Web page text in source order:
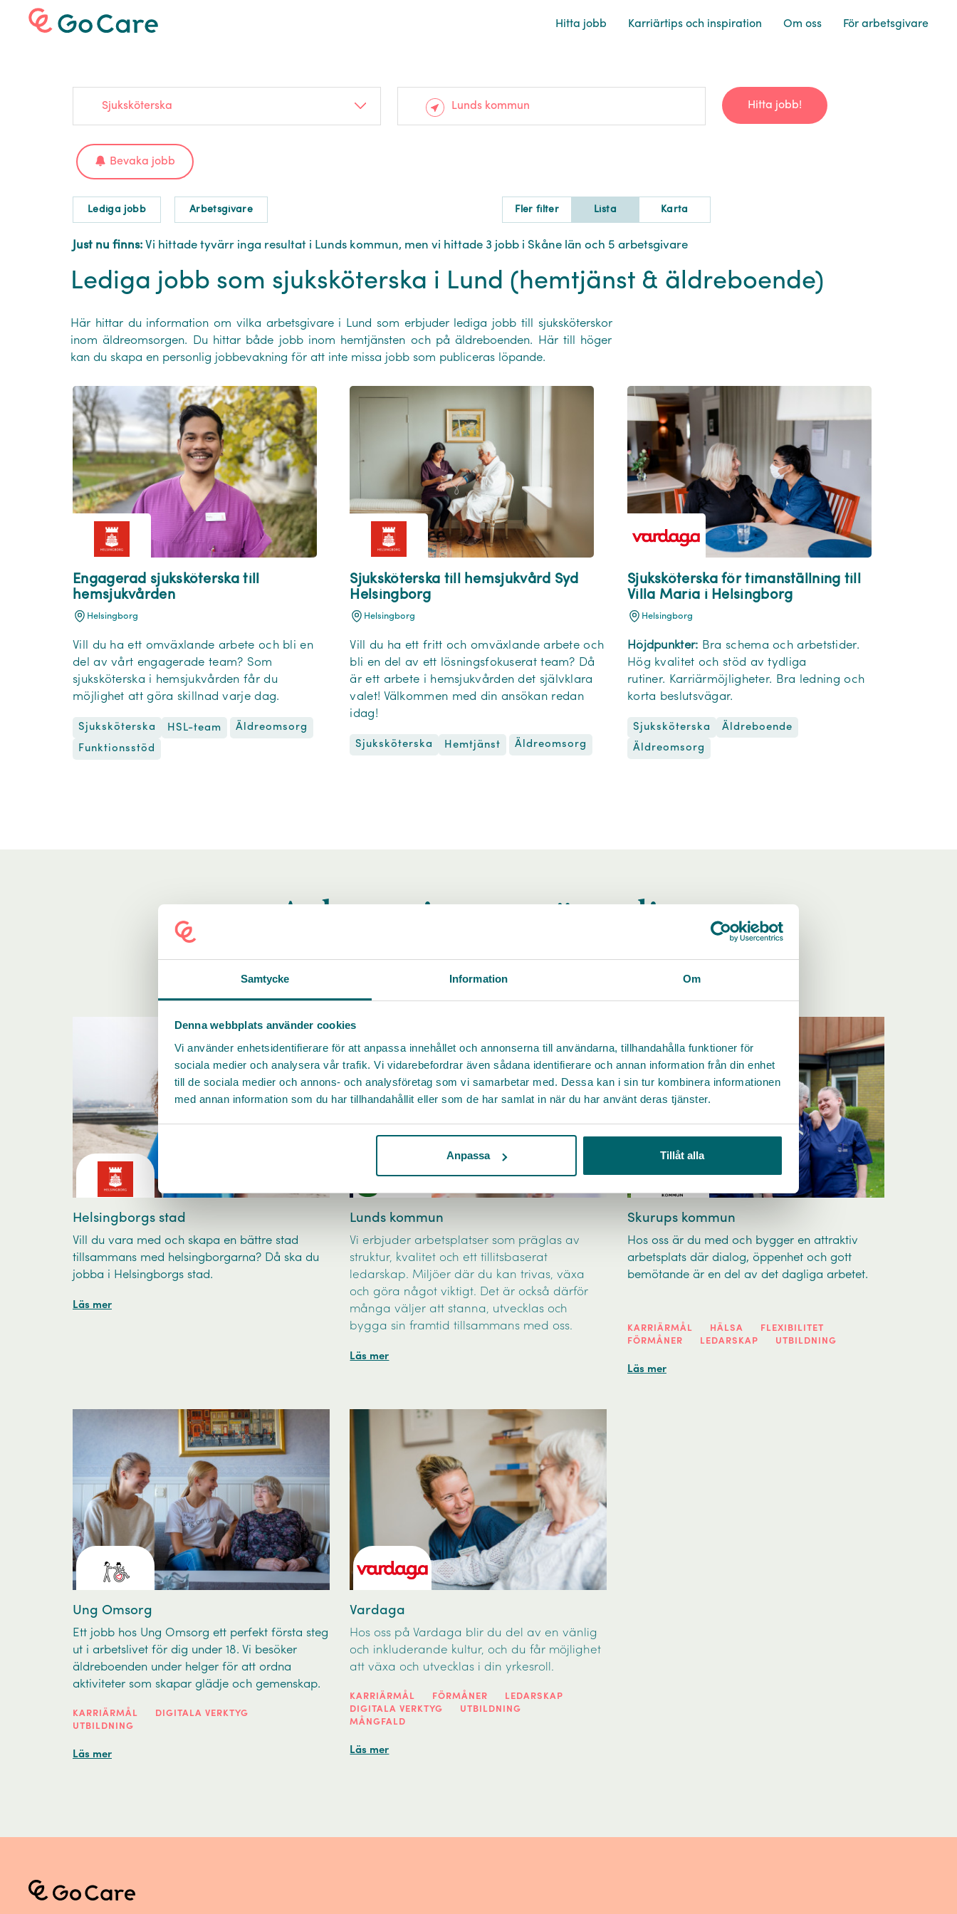
Samtycke Information Om
Denna webbplats använder cookies
Vi använder enhetsidentifierare för att anpassa innehållet och annonserna till användarna, tillhandahålla funktioner för
sociala medier och analysera vår trafik. Vi vidarebefordrar även sådana identifierare och annan information från din enhet
till de sociala medier och annons- och analysföretag som vi samarbetar med. Dessa kan i sin tur kombinera informationen
med annan information som du har tillhandahållit eller som de har samlat in när du har använt deras tjänster.
Anpassa Tillåt alla
Hitta jobb Karriärtips och inspiration Om oss För arbetsgivare
Sjuksköterska Hitta jobb!
Bevaka jobb
Lediga jobb Arbetsgivare Fler filter Lista Karta
Just nu finns: Vi hittade tyvärr inga resultat i Lunds kommun, men vi hittade 3 jobb i Skåne län och 5 arbetsgivare
Lediga jobb som sjuksköterska i Lund (hemtjänst & äldreboende)
Här hittar du information om vilka arbetsgivare i Lund som erbjuder lediga jobb till sjuksköterskor
inom äldreomsorgen. Du hittar både jobb inom hemtjänsten och på äldreboenden. Här till höger
kan du skapa en personlig jobbevakning för att inte missa jobb som publiceras löpande.
Engagerad sjuksköterska till
hemsjukvården
Helsingborg
Vill du ha ett omväxlande arbete och bli en
del av vårt engagerade team? Som
sjuksköterska i hemsjukvården får du
möjlighet att göra skillnad varje dag.
Sjuksköterska HSL-team
Äldreomsorg
Funktionsstöd
Sjuksköterska till hemsjukvård Syd
Helsingborg
Helsingborg
Vill du ha ett fritt och omväxlande arbete och
bli en del av ett lösningsfokuserat team? Då
är ett arbete i hemsjukvården det självklara
valet! Välkommen med din ansökan redan
idag!
Sjuksköterska Hemtjänst Äldreomsorg
Sjuksköterska för timanställning till
Villa Maria i Helsingborg
Helsingborg
Höjdpunkter: Bra schema och arbetstider.
Hög kvalitet och stöd av tydliga
rutiner. Karriärmöjligheter. Bra ledning och
korta beslutsvägar.
Sjuksköterska
Äldreboende
Äldreomsorg
Arbetsgivare nära dig
Helsingborgs stad
Vill du vara med och skapa en bättre stad
tillsammans med helsingborgarna? Då ska du
jobba i Helsingborgs stad.
Läs mer
Lunds kommun
Vi erbjuder arbetsplatser som präglas av
struktur, kvalitet och ett tillitsbaserat
ledarskap. Miljöer där du kan trivas, växa
och göra något viktigt. Det är också därför
många väljer att stanna, utvecklas och
bygga sin framtid tillsammans med oss.
Läs mer
Skurups kommun
Hos oss är du med och bygger en attraktiv
arbetsplats där dialog, öppenhet och gott
bemötande är en del av det dagliga arbetet.
KARRIÄRMÅL HÄLSA
FLEXIBILITET
FÖRMÅNER
LEDARSKAP UTBILDNING
Läs mer
Ung Omsorg
Ett jobb hos Ung Omsorg ett perfekt första steg
ut i arbetslivet för dig under 18. Vi besöker
äldreboenden under helger för att ordna
aktiviteter som skapar glädje och gemenskap.
KARRIÄRMÅL
DIGITALA VERKTYG
UTBILDNING
Läs mer
Vardaga
Hos oss på Vardaga blir du del av en vänlig
och inkluderande kultur, och du får möjlighet
att växa och utvecklas i din yrkesroll.
KARRIÄRMÅL FÖRMÅNER
LEDARSKAP
DIGITALA VERKTYG
UTBILDNING
MÅNGFALD
Läs mer